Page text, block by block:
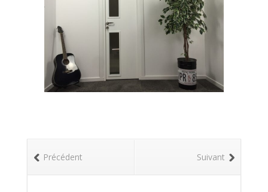
Suivant
Précédent